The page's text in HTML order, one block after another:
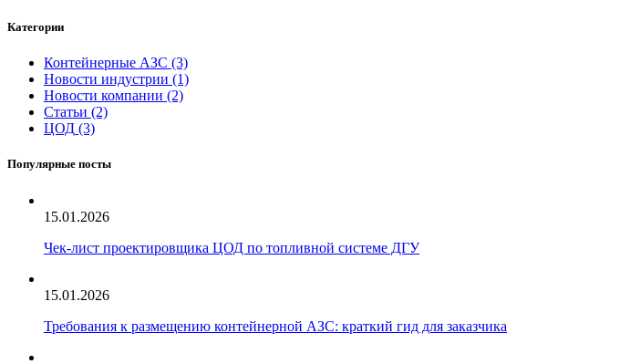
Категории
Контейнерные АЗС (3)
Новости индустрии (1)
Новости компании (2)
Статьи (2)
ЦОД (3)
Популярные посты
15.01.2026
Чек‑лист проектировщика ЦОД по топливной системе ДГУ
15.01.2026
Требования к размещению контейнерной АЗС: краткий гид для заказчика